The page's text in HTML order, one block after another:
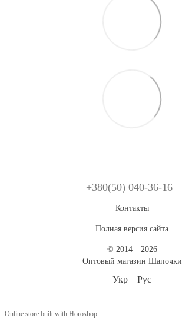
+380(50) 040-36-16
Контакты
Полная версия сайта
© 2014—2026
Оптовый магазин Шапочки
Укр Рус
Online store built with Horoshop